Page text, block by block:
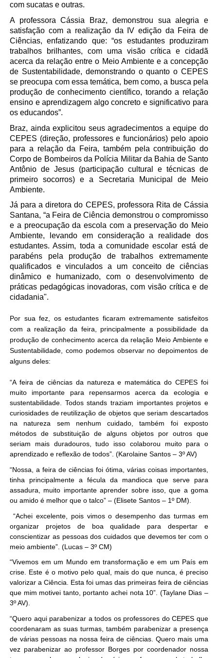
com sucatas e outras.
A professora Cássia Braz, demonstrou sua alegria e
satisfação com a realização da IV edição da Feira de
Ciências, enfatizando que: “os estudantes produziram
trabalhos brilhantes, com uma visão crítica e cidadã
acerca da relação entre o Meio Ambiente e a concepção
de Sustentabilidade, demonstrando o quanto o CEPES
se preocupa com essa temática, bem como, a busca pela
produção de conhecimento científico, torando a relação
ensino e aprendizagem algo concreto e significativo para
os educandos”.
Braz, ainda explicitou seus agradecimentos a equipe do
CEPES (direção, professores e funcionários) pelo apoio
para a relação da Feira, também pela contribuição do
Corpo de Bombeiros da Polícia Militar da Bahia de Santo
Antônio de Jesus (participação cultural e técnicas de
primeiro socorros) e a Secretaria Municipal de Meio
Ambiente.
Já para a diretora do CEPES, professora Rita de Cássia
Santana, “a Feira de Ciência demonstrou o compromisso
e a preocupação da escola com a preservação do Meio
Ambiente, levando em consideração a realidade dos
estudantes. Assim, toda a comunidade escolar está de
parabéns pela produção de trabalhos extremamente
qualificados e vinculados a um conceito de ciências
dinâmico e humanizado, com o desenvolvimento de
práticas pedagógicas inovadoras, com visão crítica e de
cidadania".
Por sua fez, os estudantes ficaram extremamente satisfeitos
com a realização da feira, principalmente a possibilidade da
produção de conhecimento acerca da relação Meio Ambiente e
Sustentabilidade, como podemos observar no depoimentos de
alguns deles:
“A feira de ciências da natureza e matemática do CEPES foi
muito importante para repensarmos acerca da ecologia e
sustentabilidade. Todos stands traziam importantes projetos e
curiosidades de reutilização de objetos que seriam descartados
na natureza sem nenhum cuidado, também foi exposto
métodos de substituição de alguns objetos por outros que
seriam mais duradouros, tudo isso colaborou muito para o
aprendizado e reflexão de todos”. (Karolaine Santos – 3º AV)
“Nossa, a feira de ciências foi ótima, várias coisas importantes,
tinha principalmente a fécula da mandioca que serve para
assadura, muito importante aprender sobre isso, que a goma
ou amido é melhor que o talco” – (Elisete Santos – 1º DM).
“Achei excelente, pois vimos o desempenho das turmas em
organizar projetos de boa qualidade para despertar e
conscientizar as pessoas dos cuidados que devemos ter com o
meio ambiente”. (Lucas – 3º CM)
“Vivemos em um Mundo em transformação e em um País em
crise. Este é o motivo pelo qual, mais do que nunca, é preciso
valorizar a Ciência. Esta foi umas das primeiras feira de ciências
que mim motivei tanto, portanto achei nota 10”. (Taylane Dias –
3º AV).
“Quero aqui parabenizar a todos os professores do CEPES que
coordenaram as suas turmas, também parabenizar a presença
de várias pessoas na nossa feira de ciências. Quero mais uma
vez parabenizar ao professor Borges por coordenador nossa